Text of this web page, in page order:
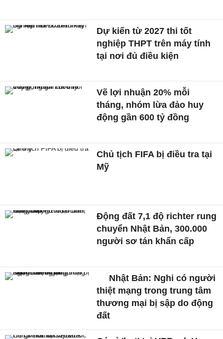
Dự kiến từ 2027 thi tốt
nghiệp THPT trên máy tính
tại nơi đủ điều kiện
Vẽ lợi nhuận 20% mỗi
tháng, nhóm lừa đảo huy
động gần 600 tỷ đồng
Chủ tịch FIFA bị điều tra tại
Mỹ
Động đất 7,1 độ richter rung
chuyển Nhật Bản, 300.000
người sơ tán khẩn cấp
Nhật Bản: Nghi có người
thiệt mạng trong trung tâm
thương mại bị sập do động
đất